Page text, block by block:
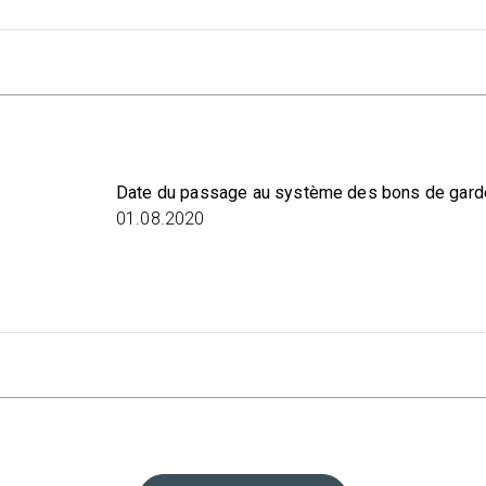
Date du passage au système des bons de
01.08.2020